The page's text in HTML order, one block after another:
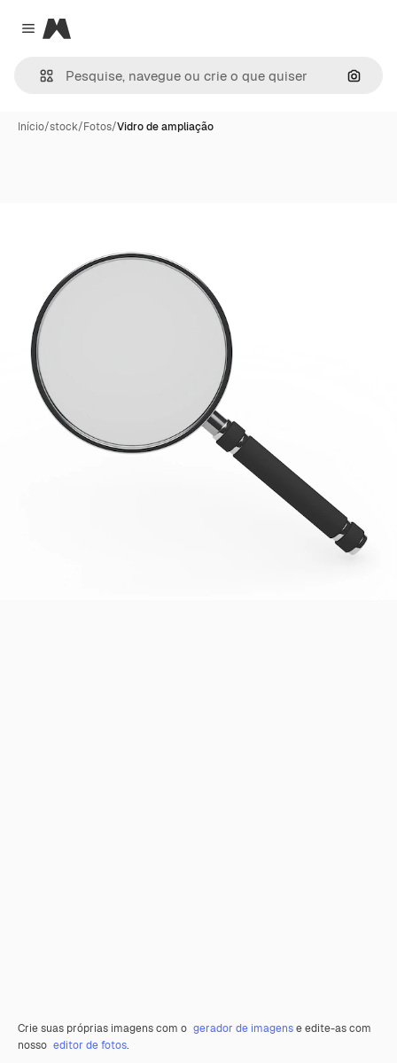
Close menu
Magnific
Início/stock/Fotos/Vidro de ampliação
Crie suas próprias imagens com o gerador de imagense edite-as com
nosso editor de fotos.